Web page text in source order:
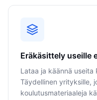
Eräkäsittely useille
Lataa ja käännä useita
Täydellinen yrityksille,
koulutusmateriaaleja